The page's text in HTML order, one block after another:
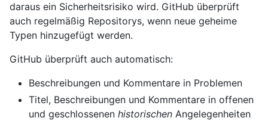
daraus ein Sicherheitsrisiko wird. GitHub überprüft
auch regelmäßig Repositorys, wenn neue geheime
Typen hinzugefügt werden.
GitHub überprüft auch automatisch:
Beschreibungen und Kommentare in Problemen
Titel, Beschreibungen und Kommentare in offenen
und geschlossenen historischen Angelegenheiten